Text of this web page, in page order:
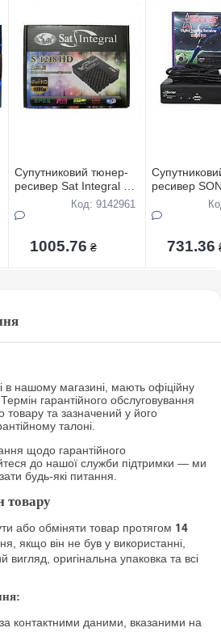
Супутниковий тюнер-
ресивер Sat Integral S-
1218 HD прошитий
Код: 9142961
1005.76 ₴
ресивер
S268HD
731.36
в нашому магазині, мають офіційну
гарантійного обслуговування
товару та зазначений у його
талоні.
щодо гарантійного
до нашої служби підтримки — ми
будь-які питання.
товару
або обміняти товар протягом 14
якщо він не був у використанні,
вигляд, оригінальна упаковка та всі
контактними даними, вказаними на